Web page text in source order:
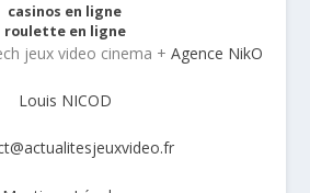
casinos en ligne
roulette en ligne
jeux video cinema + Agence NikO
Louis NICOD